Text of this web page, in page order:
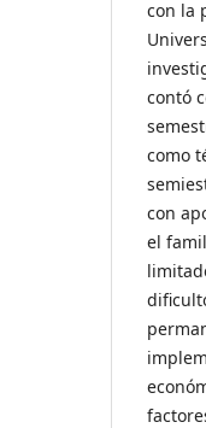
con la
contó
como
con
el